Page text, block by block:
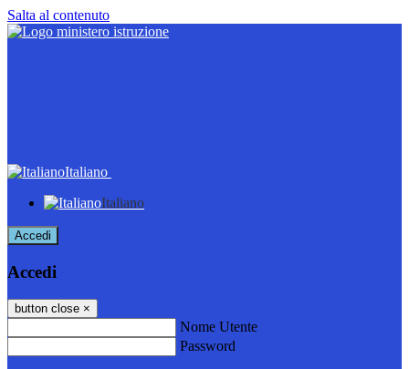
Salta al contenuto
Italiano
Italiano
Accedi
Accedi
button close ×
Nome Utente
Password